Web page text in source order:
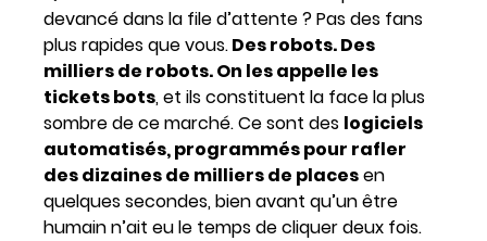
devancé dans la file d’attente ? Pas des fans
plus rapides que vous.Des robots. Des
milliers de robots. On les appelle les
tickets bots, et ils constituent la face la plus
sombre de ce marché. Ce sont des logiciels
automatisés, programmés pour rafler
des dizaines de milliers de placesen
quelques secondes, bien avant qu’un être
humain n’ait eu le temps de cliquer deux fois.